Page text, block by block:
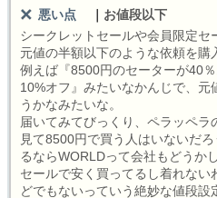
悪い点
お値段以下
シークレットセールや会員限定セ
元値の半額以下のような依頼を購
例えば『8500円のセーターが40
10%オフ』みたいなかんじで、元
うかなみたいな。
届いてみてびっくり、ペラッペラ
見て8500円で買う人はいないだ
るならWORLDって会社もどうかし
セールで安く買ってるし着れない
どでもないっていう絶妙な値段設